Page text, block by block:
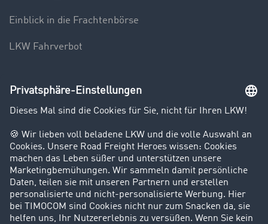
Einblick in die Frachtenbörse
LKW Fahrverbot
Unternehmen
Kunden werben Kunden
Success Stories
Karriere
Support